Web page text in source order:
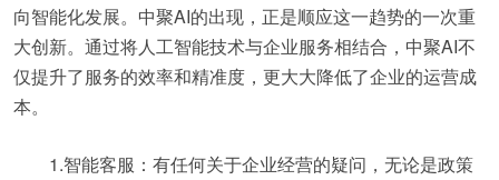
向智能化发展。中聚AI的出现，正是顺应这一趋势的一次重
大创新。通过将人工智能技术与企业服务相结合，中聚AI不
仅提升了服务的效率和精准度，更大大降低了企业的运营成
本。
1.智能客服：有任何关于企业经营的疑问，无论是政策